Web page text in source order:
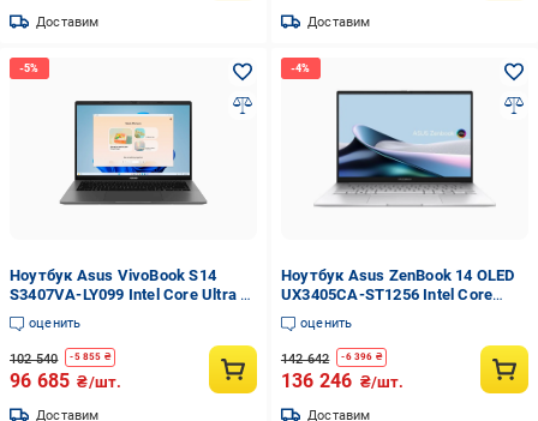
Доставим Доставим
Ноутбук Asus VivoBook S14
S3407VA-LY099 Intel Core Ultra 7
240H 16 Гб 1 Тб SSD UHD
Graphics DOS Matte Grey
(90NB1682-M008L0)
оценить
102 540 -5 855 ₴
96 685 ₴/шт.
Доставим
Ноутбук Asus ZenBook 14 OLED
UX3405CA-ST1256 Intel Core
Ultra 9 285H 32 Гб 1 Тб SSD Arc
Graphics DOS Foggy Silver
(90NB14W2-M01V30)
оценить
142 642 -6 396 ₴
136 246 ₴/шт.
Доставим